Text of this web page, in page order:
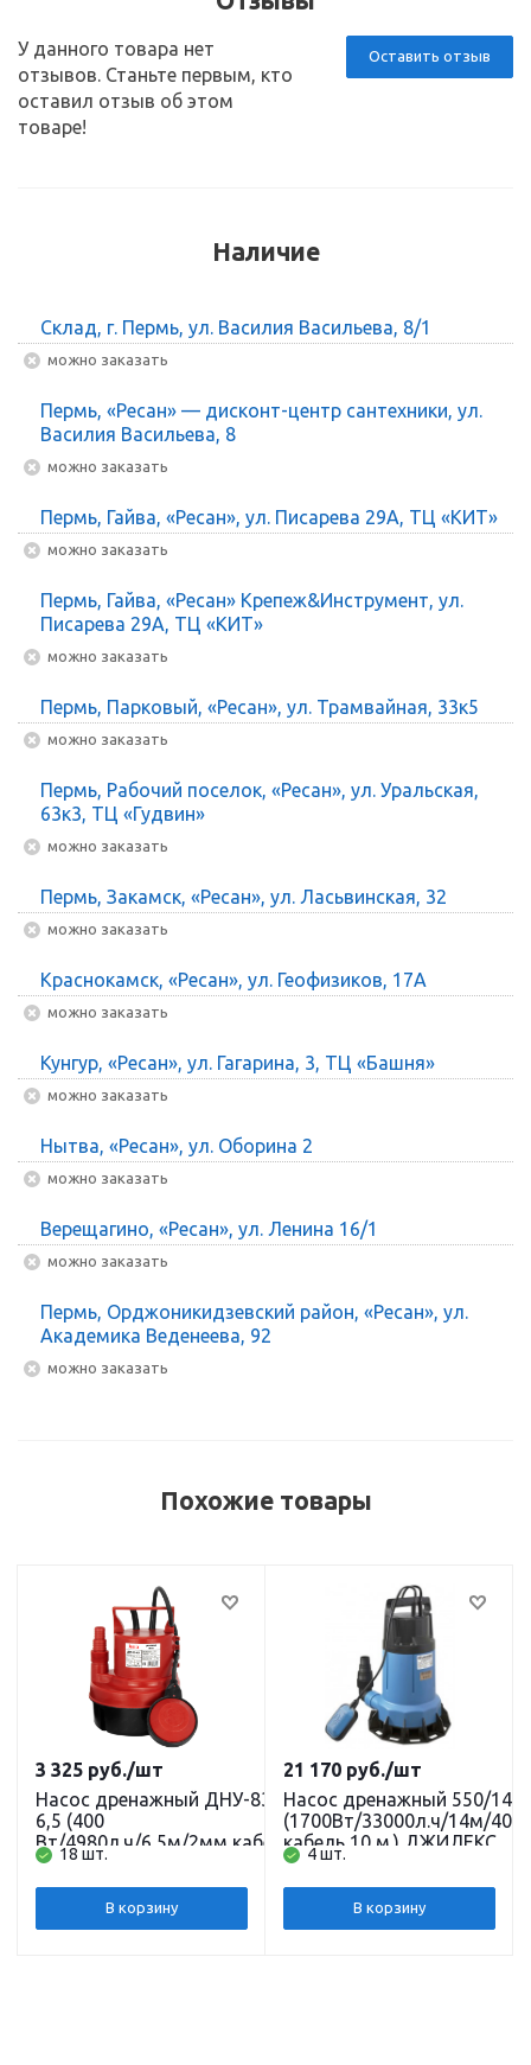
Оставить отзыв
У данного товара нет
отзывов. Станьте первым, кто
оставил отзыв об этом
товаре!
Наличие
Склад, г. Пермь, ул. Василия Васильева, 8/1
Можно заказать
Пермь, «Ресан» — дисконт-центр сантехники, ул.
Василия Васильева, 8
Можно заказать
Пермь, Гайва, «Ресан», ул. Писарева 29А, ТЦ «КИТ»
Можно заказать
Пермь, Гайва, «Ресан» Крепеж&Инструмент, ул.
Писарева 29А, ТЦ «КИТ»
Можно заказать
Пермь, Парковый, «Ресан», ул. Трамвайная, 33к5
Можно заказать
Пермь, Рабочий поселок, «Ресан», ул. Уральская,
63к3, ТЦ «Гудвин»
Можно заказать
Пермь, Закамск, «Ресан», ул. Ласьвинская, 32
Можно заказать
Краснокамск, «Ресан», ул. Геофизиков, 17А
Можно заказать
Кунгур, «Ресан», ул. Гагарина, 3, ТЦ «Башня»
Можно заказать
Нытва, «Ресан», ул. Оборина 2
Можно заказать
Верещагино, «Ресан», ул. Ленина 16/1
Можно заказать
Пермь, Орджоникидзевский район, «Ресан», ул.
Академика Веденеева, 92
Можно заказать
Похожие товары
Насос дренажный ДНУ-83-
6,5 (400
Вт/4980л.ч/6,5м/2мм,кабель
6 м) JEMIX
18 шт.
3 325 руб./шт
В корзину
Насос дренажный 550/14
(1700Вт/33000л.ч/14м/
кабель 10 м.) ДЖИЛЕКС
4 шт.
21 170 руб./шт
В корзину